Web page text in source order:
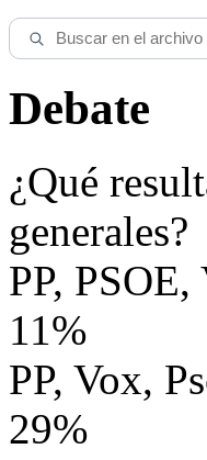
Debate
¿Qué
generales?
PP,
11%
PP, Vox,
29%